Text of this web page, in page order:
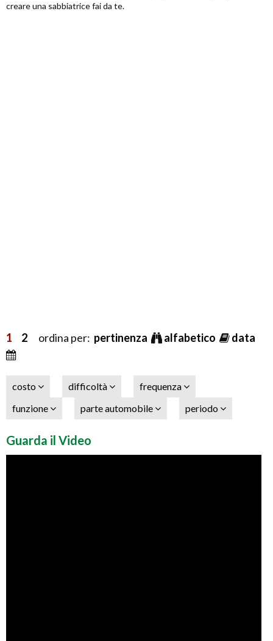
creare una sabbiatrice fai da te.
1 2 ordina per: pertinenza alfabetico data
costo difficoltà
frequenza
funzione
parte automobile periodo
Guarda il Video